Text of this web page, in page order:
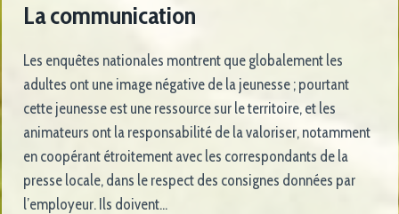
La communication
Les enquêtes nationales montrent que globalement les
adultes ont une image négative de la jeunesse ; pourtant
cette jeunesse est une ressource sur le territoire, et les
animateurs ont la responsabilité de la valoriser, notamment
en coopérant étroitement avec les correspondants de la
presse locale, dans le respect des consignes données par
l’employeur. Ils doivent…